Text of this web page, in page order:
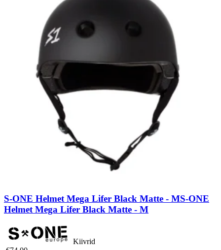
S-ONE Helmet Mega Lifer Black Matte - MS-ONE
Helmet Mega Lifer Black Matte - M
Kiivrid